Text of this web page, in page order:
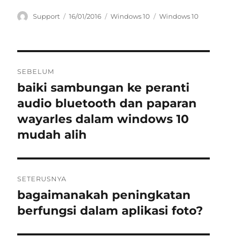
Pengarang
Support
Dikirimkan
16/01/2016 Kategori
Windows 10 Tag
Windows 10
kiriman
SEBELUM
Kiriman
sebelumnya:
baiki sambungan ke peranti
audio bluetooth dan paparan
wayarles dalam windows 10
mudah alih
SETERUSNYA
Kiriman
seterusnya:
bagaimanakah peningkatan
berfungsi dalam aplikasi foto?